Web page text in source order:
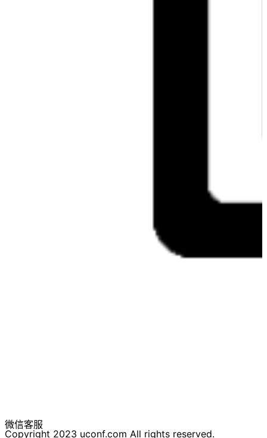
微信客服
Copyright 2023 uconf.com All rights reserved.